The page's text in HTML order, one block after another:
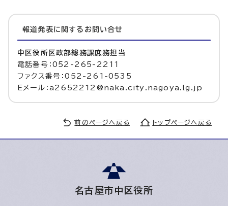
報道発表に関するお問い合せ
中区役所区政部総務課庶務担当
電話番号：052-265-2211
ファクス番号：052-261-0535
Eメール：a2652212@naka.city.nagoya.lg.jp
前のページへ戻る トップページへ戻る
名古屋市中区役所